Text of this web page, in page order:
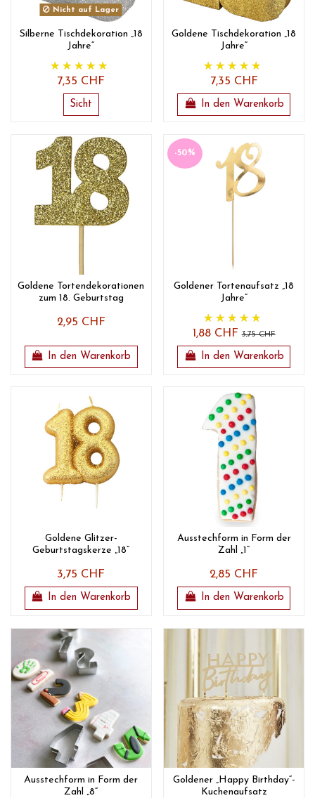
Nicht auf Lager
Silberne Tischdekoration „18
Jahre“
7,35 CHF
Sicht
Goldene Tischdekoration „18
Jahre“
7,35 CHF
In den Warenkorb
Goldene Tortendekorationen
zum 18. Geburtstag
2,95 CHF
In den Warenkorb
-50%
Goldener Tortenaufsatz „18
Jahre“
1,88 CHF3,75 CHF
In den Warenkorb
Goldene Glitzer-
Geburtstagskerze „18“
3,75 CHF
In den Warenkorb
Ausstechform in Form der
Zahl „1“
2,85 CHF
In den Warenkorb
Ausstechform in Form der
Zahl „8“
Goldener „Happy Birthday“-
Kuchenaufsatz